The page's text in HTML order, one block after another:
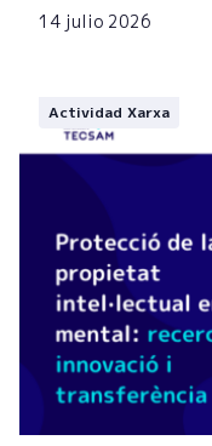
14 julio 2026
Actividad Xarxa